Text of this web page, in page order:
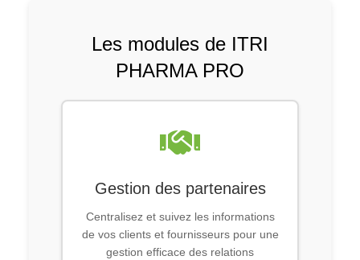
Les modules de ITRI
PHARMA PRO
Gestion des partenaires
Centralisez et suivez les informations
de vos clients et fournisseurs pour une
gestion efficace des relations